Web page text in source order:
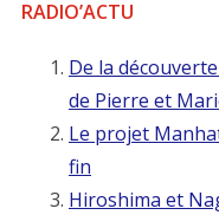
RADIO’ACTU
De la
de Pierre et
Le projet
fin
Hiroshima et